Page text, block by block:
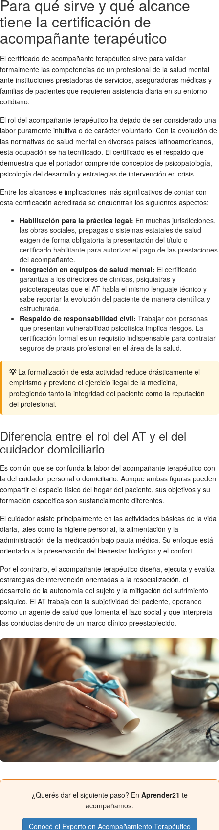
Para qué sirve y qué alcance
tiene la certificación de
acompañante terapéutico
El certificado de acompañante terapéutico sirve para validar
formalmente las competencias de un profesional de la salud mental
ante instituciones prestadoras de servicios, aseguradoras médicas y
familias de pacientes que requieren asistencia diaria en su entorno
cotidiano.
El rol del acompañante terapéutico ha dejado de ser considerado una
labor puramente intuitiva o de carácter voluntario. Con la evolución de
las normativas de salud mental en diversos países latinoamericanos,
esta ocupación se ha tecnificado. El certificado es el respaldo que
demuestra que el portador comprende conceptos de psicopatología,
psicología del desarrollo y estrategias de intervención en crisis.
Entre los alcances e implicaciones más significativos de contar con
esta certificación acreditada se encuentran los siguientes aspectos:
Habilitación para la práctica legal: En muchas jurisdicciones,
las obras sociales, prepagas o sistemas estatales de salud
exigen de forma obligatoria la presentación del título o
certificado habilitante para autorizar el pago de las prestaciones
del acompañante.
Integración en equipos de salud mental: El certificado
garantiza a los directores de clínicas, psiquiatras y
psicoterapeutas que el AT habla el mismo lenguaje técnico y
sabe reportar la evolución del paciente de manera científica y
estructurada.
Respaldo de responsabilidad civil: Trabajar con personas
que presentan vulnerabilidad psicofísica implica riesgos. La
certificación formal es un requisito indispensable para contratar
seguros de praxis profesional en el área de la salud.
💡 La formalización de esta actividad reduce drásticamente el
empirismo y previene el ejercicio ilegal de la medicina,
protegiendo tanto la integridad del paciente como la reputación
del profesional.
Diferencia entre el rol del AT y el del
cuidador domiciliario
Es común que se confunda la labor del acompañante terapéutico con
la del cuidador personal o domiciliario. Aunque ambas figuras pueden
compartir el espacio físico del hogar del paciente, sus objetivos y su
formación específica son sustancialmente diferentes.
El cuidador asiste principalmente en las actividades básicas de la vida
diaria, tales como la higiene personal, la alimentación y la
administración de la medicación bajo pauta médica. Su enfoque está
orientado a la preservación del bienestar biológico y el confort.
Por el contrario, el acompañante terapéutico diseña, ejecuta y evalúa
estrategias de intervención orientadas a la resocialización, el
desarrollo de la autonomía del sujeto y la mitigación del sufrimiento
psíquico. El AT trabaja con la subjetividad del paciente, operando
como un agente de salud que fomenta el lazo social y que interpreta
las conductas dentro de un marco clínico preestablecido.
¿Querés dar el siguiente paso? En Aprender21 te
acompañamos.
Conocé el Experto en Acompañamiento Terapéutico